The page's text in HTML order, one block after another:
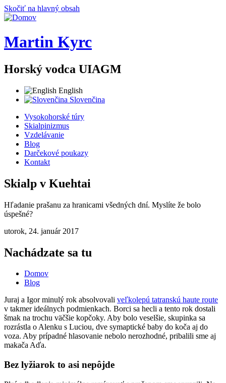
Skočiť na hlavný obsah
Martin Kyrc
Horský vodca UIAGM
English
Slovenčina
Vysokohorské túry
Skialpinizmus
Vzdelávanie
Blog
Darčekové poukazy
Kontakt
Skialp v Kuehtai
Hľadanie prašanu za hranicami všedných dní. Myslíte že bolo
úspešné?
utorok, 24. január 2017
Nachádzate sa tu
Domov
Blog
Juraj a Igor minulý rok absolvovali veľkolepú tatranskú haute route
v takmer ideálnych podmienkach. Borci sa hecli a tento rok dostali
šmak na trochu väčšie kopčoky. Aby bolo veselšie, skupinka sa
rozrástla o Alenku s Luciou, dve symaptické baby do koča aj do
voza. Aby prípadné hlasovanie nebolo nerozhodné, pribalili sme aj
makača Aďa.
Bez lyžiarok to asi nepôjde